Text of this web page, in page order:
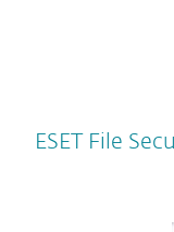
ESET File